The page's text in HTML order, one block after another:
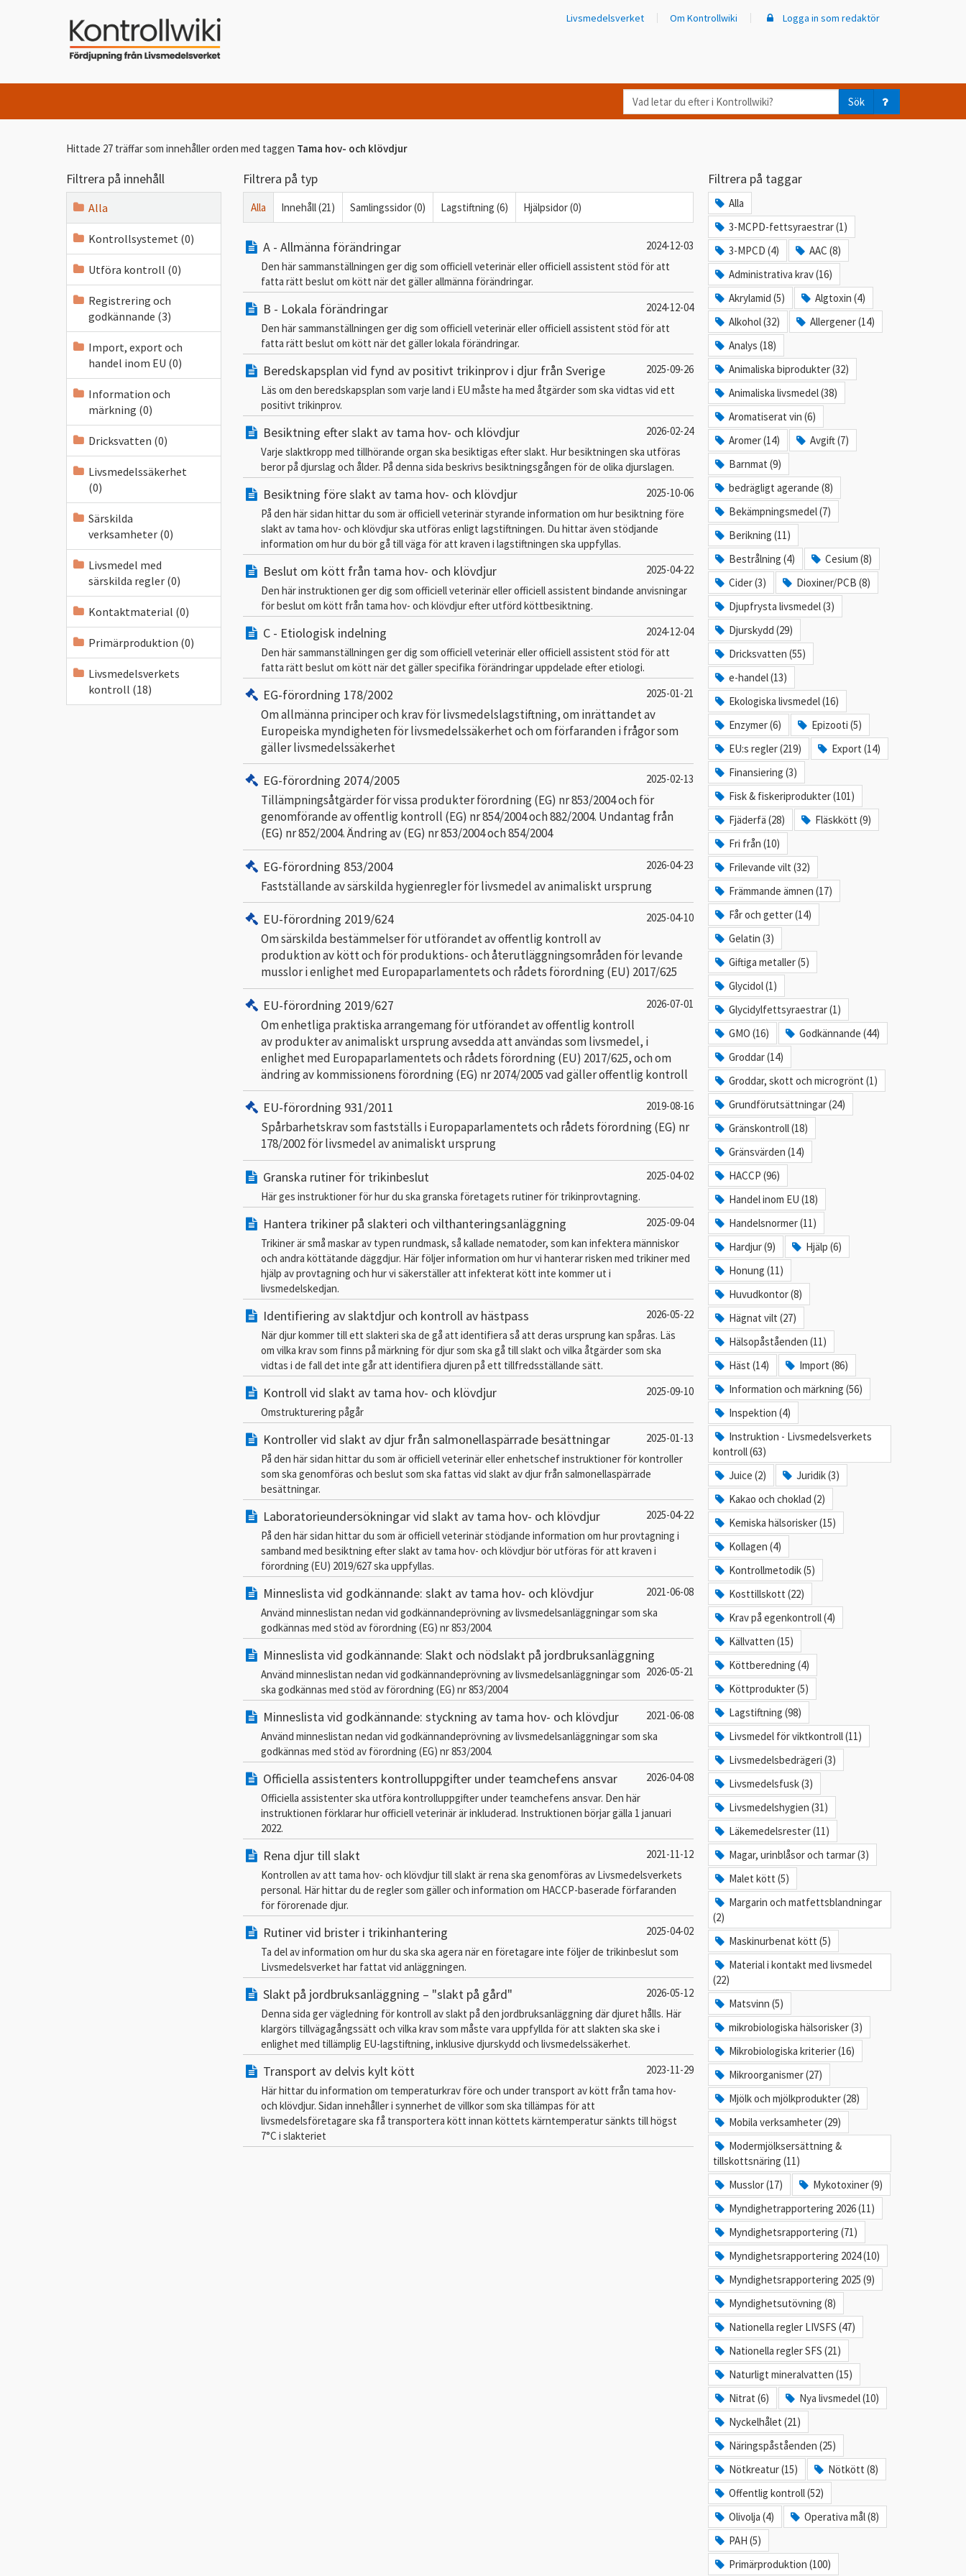
Livsmedelsverket Om Kontrollwiki Logga in som redaktör
Vad
letar
Kontrollwiki?
Sök
Hittade 27 träffar som innehåller orden med taggen Tama hov- och klövdjur
Filtrera på innehåll
Alla
Kontrollsystemet (0)
Utföra kontroll (0)
Registrering och
godkännande (3)
Import, export och
handel inom EU (0)
Information och
märkning (0)
Dricksvatten (0)
Livsmedelssäkerhet
(0)
Särskilda
verksamheter (0)
Livsmedel med
särskilda regler (0)
Kontaktmaterial (0)
Primärproduktion (0)
Livsmedelsverkets
kontroll (18)
Filtrera på typ
Alla Innehåll (21) Samlingssidor (0) Lagstiftning (6) Hjälpsidor (0)
A - Allmänna förändringar
2024-12-03
Den här sammanställningen ger dig som officiell veterinär eller officiell assistent stöd för att
fatta rätt beslut om kött när det gäller allmänna förändringar.
B - Lokala förändringar
2024-12-04
Den här sammanställningen ger dig som officiell veterinär eller officiell assistent stöd för att
fatta rätt beslut om kött när det gäller lokala förändringar.
Beredskapsplan vid fynd av positivt trikinprov i djur från Sverige
2025-09-26
Läs om den beredskapsplan som varje land i EU måste ha med åtgärder som ska vidtas vid ett
positivt trikinprov.
Besiktning efter slakt av tama hov- och klövdjur
2026-02-24
Varje slaktkropp med tillhörande organ ska besiktigas efter slakt. Hur besiktningen ska utföras
beror på djurslag och ålder. På denna sida beskrivs besiktningsgången för de olika djurslagen.
Besiktning före slakt av tama hov- och klövdjur
2025-10-06
På den här sidan hittar du som är officiell veterinär styrande information om hur besiktning före
slakt av tama hov- och klövdjur ska utföras enligt lagstiftningen. Du hittar även stödjande
information om hur du bör gå till väga för att kraven i lagstiftningen ska uppfyllas.
Beslut om kött från tama hov- och klövdjur
2025-04-22
Den här instruktionen ger dig som officiell veterinär eller officiell assistent bindande anvisningar
för beslut om kött från tama hov- och klövdjur efter utförd köttbesiktning.
C - Etiologisk indelning
2024-12-04
Den här sammanställningen ger dig som officiell veterinär eller officiell assistent stöd för att
fatta rätt beslut om kött när det gäller specifika förändringar uppdelade efter etiologi.
EG-förordning 178/2002 2025-01-21
Om allmänna principer och krav för livsmedelslagstiftning, om inrättandet av
Europeiska myndigheten för livsmedelssäkerhet och om förfaranden i frågor som
gäller livsmedelssäkerhet
EG-förordning 2074/2005 2025-02-13
Tillämpningsåtgärder för vissa produkter förordning (EG) nr 853/2004 och för
genomförande av offentlig kontroll (EG) nr 854/2004 och 882/2004. Undantag från
(EG) nr 852/2004. Ändring av (EG) nr 853/2004 och 854/2004
EG-förordning 853/2004 2026-04-23
Fastställande av särskilda hygienregler för livsmedel av animaliskt ursprung
EU-förordning 2019/624 2025-04-10
Om särskilda bestämmelser för utförandet av offentlig kontroll av
produktion av kött och för produktions- och återutläggningsområden för levande
musslor i enlighet med Europaparlamentets och rådets förordning (EU) 2017/625
EU-förordning 2019/627 2026-07-01
Om enhetliga praktiska arrangemang för utförandet av offentlig kontroll
av produkter av animaliskt ursprung avsedda att användas som livsmedel, i
enlighet med Europaparlamentets och rådets förordning (EU) 2017/625, och om
ändring av kommissionens förordning (EG) nr 2074/2005 vad gäller offentlig kontroll
EU-förordning 931/2011 2019-08-16
Spårbarhetskrav som fastställs i Europaparlamentets och rådets förordning (EG) nr
178/2002 för livsmedel av animaliskt ursprung
Granska rutiner för trikinbeslut
2025-04-02
Här ges instruktioner för hur du ska granska företagets rutiner för trikinprovtagning.
Hantera trikiner på slakteri och vilthanteringsanläggning
2025-09-04
Trikiner är små maskar av typen rundmask, så kallade nematoder, som kan infektera människor
och andra köttätande däggdjur. Här följer information om hur vi hanterar risken med trikiner med
hjälp av provtagning och hur vi säkerställer att infekterat kött inte kommer ut i
livsmedelskedjan.
Identifiering av slaktdjur och kontroll av hästpass
2026-05-22
När djur kommer till ett slakteri ska de gå att identifiera så att deras ursprung kan spåras. Läs
om vilka krav som finns på märkning för djur som ska gå till slakt och vilka åtgärder som ska
vidtas i de fall det inte går att identifiera djuren på ett tillfredsställande sätt.
Kontroll vid slakt av tama hov- och klövdjur
2025-09-10
Omstrukturering pågår
Kontroller vid slakt av djur från salmonellaspärrade besättningar
2025-01-13
På den här sidan hittar du som är officiell veterinär eller enhetschef instruktioner för kontroller
som ska genomföras och beslut som ska fattas vid slakt av djur från salmonellaspärrade
besättningar.
Laboratorieundersökningar vid slakt av tama hov- och klövdjur
2025-04-22
På den här sidan hittar du som är officiell veterinär stödjande information om hur provtagning i
samband med besiktning efter slakt av tama hov- och klövdjur bör utföras för att kraven i
förordning (EU) 2019/627 ska uppfyllas.
Minneslista vid godkännande: slakt av tama hov- och klövdjur
2021-06-08
Använd minneslistan nedan vid godkännandeprövning av livsmedelsanläggningar som ska
godkännas med stöd av förordning (EG) nr 853/2004.
Minneslista vid godkännande: Slakt och nödslakt på jordbruksanläggning
2026-05-21
Använd minneslistan nedan vid godkännandeprövning av livsmedelsanläggningar som
ska godkännas med stöd av förordning (EG) nr 853/2004
Minneslista vid godkännande: styckning av tama hov- och klövdjur
2021-06-08
Använd minneslistan nedan vid godkännandeprövning av livsmedelsanläggningar som ska
godkännas med stöd av förordning (EG) nr 853/2004.
Officiella assistenters kontrolluppgifter under teamchefens ansvar
2026-04-08
Officiella assistenter ska utföra kontrolluppgifter under teamchefens ansvar. Den här
instruktionen förklarar hur officiell veterinär är inkluderad. Instruktionen börjar gälla 1 januari
2022.
Rena djur till slakt
2021-11-12
Kontrollen av att tama hov- och klövdjur till slakt är rena ska genomföras av Livsmedelsverkets
personal. Här hittar du de regler som gäller och information om HACCP-baserade förfaranden
för förorenade djur.
Rutiner vid brister i trikinhantering
2025-04-02
Ta del av information om hur du ska ska agera när en företagare inte följer de trikinbeslut som
Livsmedelsverket har fattat vid anläggningen.
Slakt på jordbruksanläggning – "slakt på gård"
2026-05-12
Denna sida ger vägledning för kontroll av slakt på den jordbruksanläggning där djuret hålls. Här
klargörs tillvägagångssätt och vilka krav som måste vara uppfyllda för att slakten ska ske i
enlighet med tillämplig EU-lagstiftning, inklusive djurskydd och livsmedelssäkerhet.
Transport av delvis kylt kött
2023-11-29
Här hittar du information om temperaturkrav före och under transport av kött från tama hov-
och klövdjur. Sidan innehåller i synnerhet de villkor som ska tillämpas för att
livsmedelsföretagare ska få transportera kött innan köttets kärntemperatur sänkts till högst
7°C i slakteriet
Filtrera på taggar
Alla
3-MCPD-fettsyraestrar (1)
3-MPCD (4)
AAC (8)
Administrativa krav (16)
Akrylamid (5)
Algtoxin (4)
Alkohol (32)
Allergener (14)
Analys (18)
Animaliska biprodukter (32)
Animaliska livsmedel (38)
Aromatiserat vin (6)
Aromer (14)
Avgift (7)
Barnmat (9)
bedrägligt agerande (8)
Bekämpningsmedel (7)
Berikning (11)
Bestrålning (4)
Cesium (8)
Cider (3)
Dioxiner/PCB (8)
Djupfrysta livsmedel (3)
Djurskydd (29)
Dricksvatten (55)
e-handel (13)
Ekologiska livsmedel (16)
Enzymer (6)
Epizooti (5)
EU:s regler (219)
Export (14)
Finansiering (3)
Fisk & fiskeriprodukter (101)
Fjäderfä (28)
Fläskkött (9)
Fri från (10)
Frilevande vilt (32)
Främmande ämnen (17)
Får och getter (14)
Gelatin (3)
Giftiga metaller (5)
Glycidol (1)
Glycidylfettsyraestrar (1)
GMO (16)
Godkännande (44)
Groddar (14)
Groddar, skott och microgrönt (1)
Grundförutsättningar (24)
Gränskontroll (18)
Gränsvärden (14)
HACCP (96)
Handel inom EU (18)
Handelsnormer (11)
Hardjur (9)
Hjälp (6)
Honung (11)
Huvudkontor (8)
Hägnat vilt (27)
Hälsopåståenden (11)
Häst (14)
Import (86)
Information och märkning (56)
Inspektion (4)
Instruktion - Livsmedelsverkets
kontroll (63)
Juice (2)
Juridik (3)
Kakao och choklad (2)
Kemiska hälsorisker (15)
Kollagen (4)
Kontrollmetodik (5)
Kosttillskott (22)
Krav på egenkontroll (4)
Källvatten (15)
Köttberedning (4)
Köttprodukter (5)
Lagstiftning (98)
Livsmedel för viktkontroll (11)
Livsmedelsbedrägeri (3)
Livsmedelsfusk (3)
Livsmedelshygien (31)
Läkemedelsrester (11)
Magar, urinblåsor och tarmar (3)
Malet kött (5)
Margarin och matfettsblandningar
(2)
Maskinurbenat kött (5)
Material i kontakt med livsmedel
(22)
Matsvinn (5)
mikrobiologiska hälsorisker (3)
Mikrobiologiska kriterier (16)
Mikroorganismer (27)
Mjölk och mjölkprodukter (28)
Mobila verksamheter (29)
Modermjölksersättning &
tillskottsnäring (11)
Musslor (17)
Mykotoxiner (9)
Myndighetrapportering 2026 (11)
Myndighetsrapportering (71)
Myndighetsrapportering 2024 (10)
Myndighetsrapportering 2025 (9)
Myndighetsutövning (8)
Nationella regler LIVSFS (47)
Nationella regler SFS (21)
Naturligt mineralvatten (15)
Nitrat (6)
Nya livsmedel (10)
Nyckelhålet (21)
Näringspåståenden (25)
Nötkreatur (15)
Nötkött (8)
Offentlig kontroll (52)
Olivolja (4)
Operativa mål (8)
PAH (5)
Primärproduktion (100)